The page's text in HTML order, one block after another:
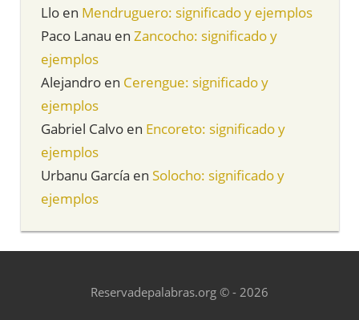
Llo en Mendruguero: significado y ejemplos
Paco Lanau en Zancocho: significado y
ejemplos
Alejandro en Cerengue: significado y
ejemplos
Gabriel Calvo en Encoreto: significado y
ejemplos
Urbanu García en Solocho: significado y
ejemplos
Reservadepalabras.org © - 2026